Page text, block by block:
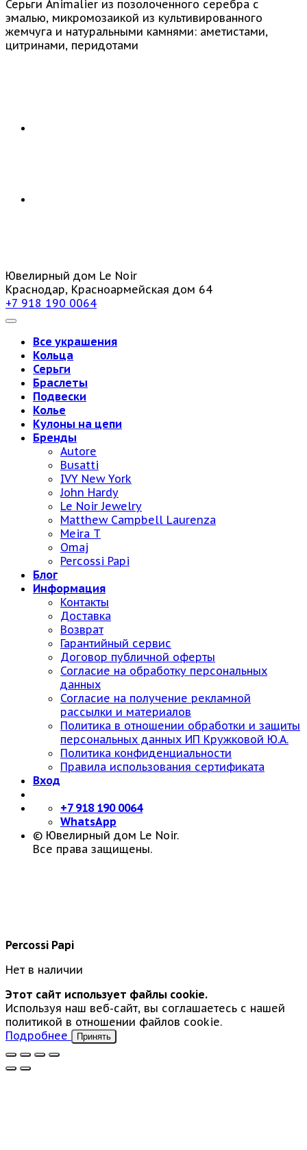
Серьги Animalier из позолоченного серебра с
эмалью, микромозаикой из культивированного
жемчуга и натуральными камнями: аметистами,
цитринами, перидотами
Ювелирный дом Le Noir
Краснодар, Красноармейская дом 64
+7 918 190 0064
Все украшения
Кольца
Серьги
Браслеты
Подвески
Колье
Кулоны на цепи
Бренды
Autore
Busatti
IVY New York
John Hardy
Le Noir Jewelry
Matthew Campbell Laurenza
Meira T
Omaj
Percossi Papi
Блог
Информация
Контакты
Доставка
Возврат
Гарантийный сервис
Договор публичной оферты
Согласие на обработку персональных
данных
Согласие на получение рекламной
рассылки и материалов
Политика в отношении обработки и защиты
персональных данных ИП Кружковой Ю.А.
Политика конфиденциальности
Правила использования сертификата
Вход
+7 918 190 0064
WhatsApp
© Ювелирный дом Le Noir.
Все права защищены.
Percossi Papi
Нет в наличии
Этот сайт использует файлы cookie.
Используя наш веб-сайт, вы соглашаетесь с нашей
политикой в отношении файлов cookie.
Подробнее
Принять